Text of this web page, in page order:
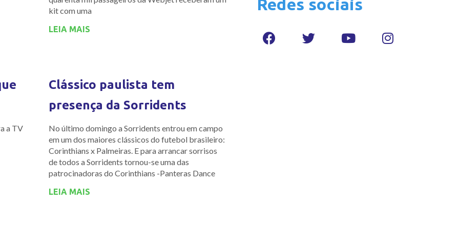
kit com uma
LEIA MAIS
a TV
Clássico paulista tem
presença da Sorridents
No último domingo a Sorridents entrou em campo
em um dos maiores clássicos do futebol brasileiro:
Corinthians x Palmeiras. E para arrancar sorrisos
de todos a Sorridents tornou-se uma das
patrocinadoras do Corinthians -Panteras Dance
LEIA MAIS
Redes sociais